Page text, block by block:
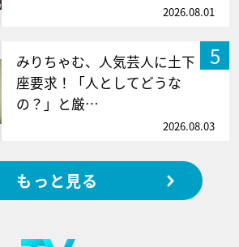
2026.08.01
5
みりちゃむ、人気芸人に土下
座要求！「人としてどうな
の？」と厳…
2026.08.03
もっと見る